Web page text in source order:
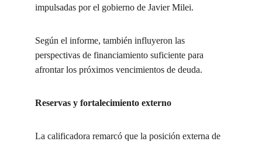
impulsadas por el gobierno de Javier Milei.
Según el informe, también influyeron las
perspectivas de financiamiento suficiente para
afrontar los próximos vencimientos de deuda.
Reservas y fortalecimiento externo
La calificadora remarcó que la posición externa de